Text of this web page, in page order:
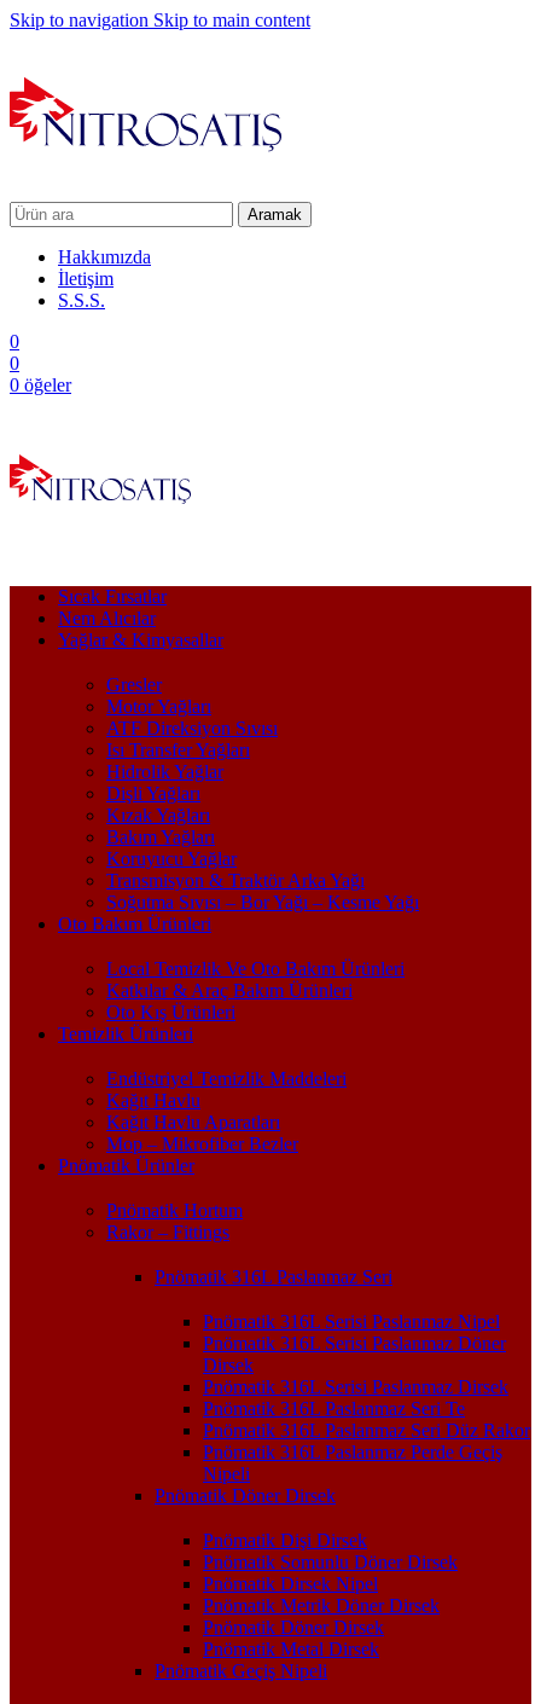
Skip to navigation Skip to main content
Aramak
Hakkımızda
İletişim
S.S.S.
0
0
0 öğeler
Sıcak Fırsatlar
Nem Alıcılar
Yağlar & Kimyasallar
Gresler
Motor Yağları
ATF Direksiyon Sıvısı
Isı Transfer Yağları
Hidrolik Yağlar
Dişli Yağları
Kızak Yağları
Bakım Yağları
Koruyucu Yağlar
Transmisyon & Traktör Arka Yağı
Soğutma Sıvısı – Bor Yağı – Kesme Yağı
Oto Bakım Ürünleri
Local Temizlik Ve Oto Bakım Ürünleri
Katkılar & Araç Bakım Ürünleri
Oto Kış Ürünleri
Temizlik Ürünleri
Endüstriyel Temizlik Maddeleri
Kağıt Havlu
Kağıt Havlu Aparatları
Mop – Mikrofiber Bezler
Pnömatik Ürünler
Pnömatik Hortum
Rakor – Fittings
Pnömatik 316L Paslanmaz Seri
Pnömatik 316L Serisi Paslanmaz Nipel
Pnömatik 316L Serisi Paslanmaz Döner
Dirsek
Pnömatik 316L Serisi Paslanmaz Dirsek
Pnömatik 316L Paslanmaz Seri Te
Pnömatik 316L Paslanmaz Seri Düz Rakor
Pnömatik 316L Paslanmaz Perde Geçiş
Nipeli
Pnömatik Döner Dirsek
Pnömatik Dişi Dirsek
Pnömatik Somunlu Döner Dirsek
Pnömatik Dirsek Nipel
Pnömatik Metrik Döner Dirsek
Pnömatik Döner Dirsek
Pnömatik Metal Dirsek
Pnömatik Geçiş Nipeli